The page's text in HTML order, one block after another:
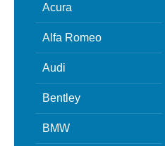
Acura
Alfa Romeo
Audi
Bentley
BMW